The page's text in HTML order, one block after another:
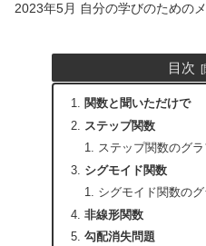
2023年5月 自分の学びのための
目次
関数と聞いただけで
ステップ関数
ステップ関数のグラ
シグモイド関数
シグモイド関数のグ
非線形関数
勾配消失問題